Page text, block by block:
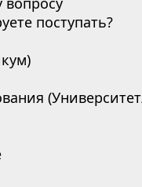
поступать?